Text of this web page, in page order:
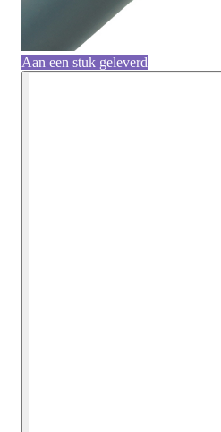
Aan een stuk geleverd